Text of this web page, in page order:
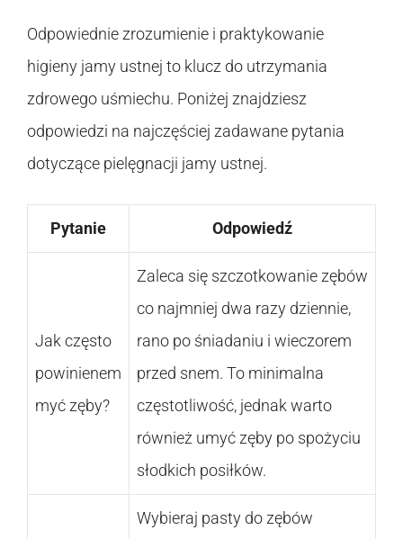
Odpowiednie zrozumienie i praktykowanie
higieny jamy ustnej to klucz do utrzymania
zdrowego uśmiechu. Poniżej znajdziesz
odpowiedzi na najczęściej zadawane pytania
dotyczące pielęgnacji jamy ustnej.
Pytanie Odpowiedź
Jak często
powinienem
myć zęby?
Zaleca się szczotkowanie zębów
co najmniej dwa razy dziennie,
rano po śniadaniu i wieczorem
przed snem. To minimalna
częstotliwość, jednak warto
również umyć zęby po spożyciu
słodkich posiłków.
Wybieraj pasty do zębów